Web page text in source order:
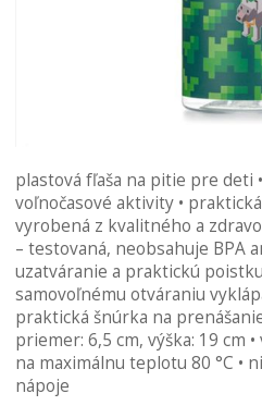
na
začiatok
galérie
obrázkov
plastová fľaša na pitie pre deti
voľnočasové aktivity •
vyrobená z kvalitného a
– testovaná, neobsahuje BPA
uzatváranie a praktickú
samovoľnému otváraniu
praktická šnúrka na
priemer: 6,5 cm, výška: 19 cm
na maximálnu teplotu 80 °C •
nápoje